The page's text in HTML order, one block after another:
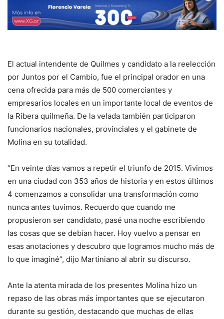
El actual intendente de Quilmes y candidato a la reelección
por Juntos por el Cambio, fue el principal orador en una
cena ofrecida para más de 500 comerciantes y
empresarios locales en un importante local de eventos de
la Ribera quilmeña. De la velada también participaron
funcionarios nacionales, provinciales y el gabinete de
Molina en su totalidad.
“En veinte días vamos a repetir el triunfo de 2015. Vivimos
en una ciudad con 353 años de historia y en estos últimos
4 comenzamos a consolidar una transformación como
nunca antes tuvimos. Recuerdo que cuando me
propusieron ser candidato, pasé una noche escribiendo
las cosas que se debían hacer. Hoy vuelvo a pensar en
esas anotaciones y descubro que logramos mucho más de
lo que imaginé”, dijo Martiniano al abrir su discurso.
Ante la atenta mirada de los presentes Molina hizo un
repaso de las obras más importantes que se ejecutaron
durante su gestión, destacando que muchas de ellas